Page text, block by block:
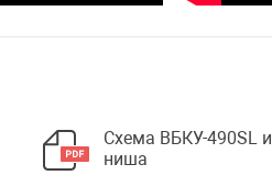
Схема ВБКУ-490SL и
ниша